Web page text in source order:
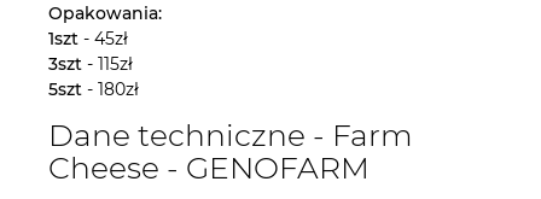
Opakowania:
1szt - 45zł
3szt - 115zł
5szt - 180zł
Dane techniczne - Farm
Cheese - GENOFARM